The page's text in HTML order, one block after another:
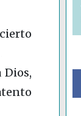
Dios,